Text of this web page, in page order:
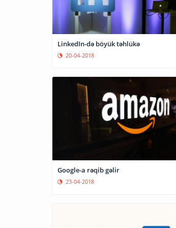
LinkedIn-də böyük təhlükə
20-04-2018
Google-a rəqib gəlir
23-04-2018